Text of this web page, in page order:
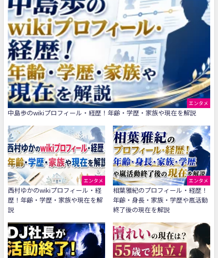
エンタメ
中島歩のwikiプロフィール・経歴！年齢・学歴・家族や現在を解説
エンタメ
西村ゆかのwikiプロフィール・経
歴！年齢・学歴・家族や現在を解
説
エンタメ
相葉雅紀のプロフィール・経歴！
年齢・身長・家族・学歴や嵐活動
終了後の現在を解説